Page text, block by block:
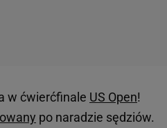
w ćwierćfinale US Open!
po naradzie sędziów.